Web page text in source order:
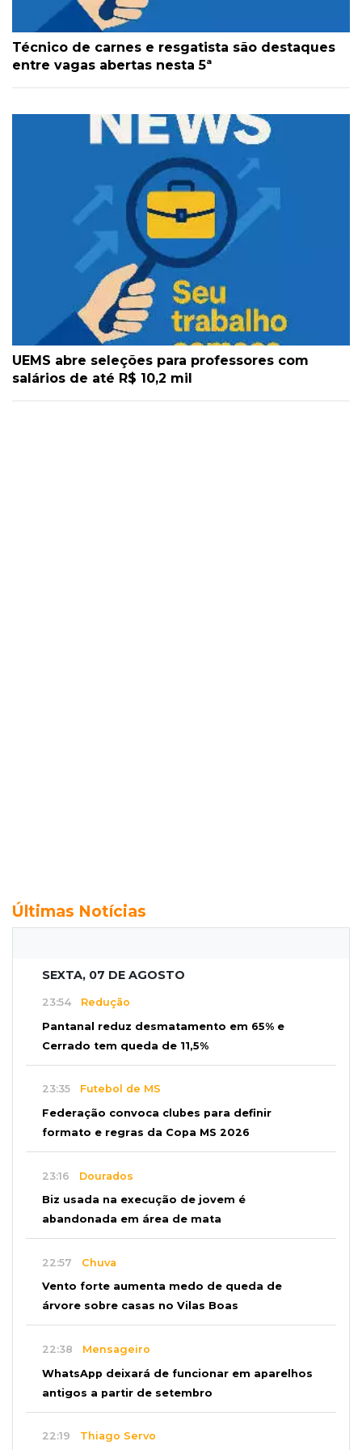
Técnico de carnes e resgatista são destaques
entre vagas abertas nesta 5ª
UEMS abre seleções para professores com
salários de até R$ 10,2 mil
Últimas Notícias
SEXTA, 07 DE AGOSTO
23:54 Redução
Pantanal reduz desmatamento em 65% e
Cerrado tem queda de 11,5%
23:35 Futebol de MS
Federação convoca clubes para definir
formato e regras da Copa MS 2026
23:16 Dourados
Biz usada na execução de jovem é
abandonada em área de mata
22:57 Chuva
Vento forte aumenta medo de queda de
árvore sobre casas no Vilas Boas
22:38 Mensageiro
WhatsApp deixará de funcionar em aparelhos
antigos a partir de setembro
22:19 Thiago Servo